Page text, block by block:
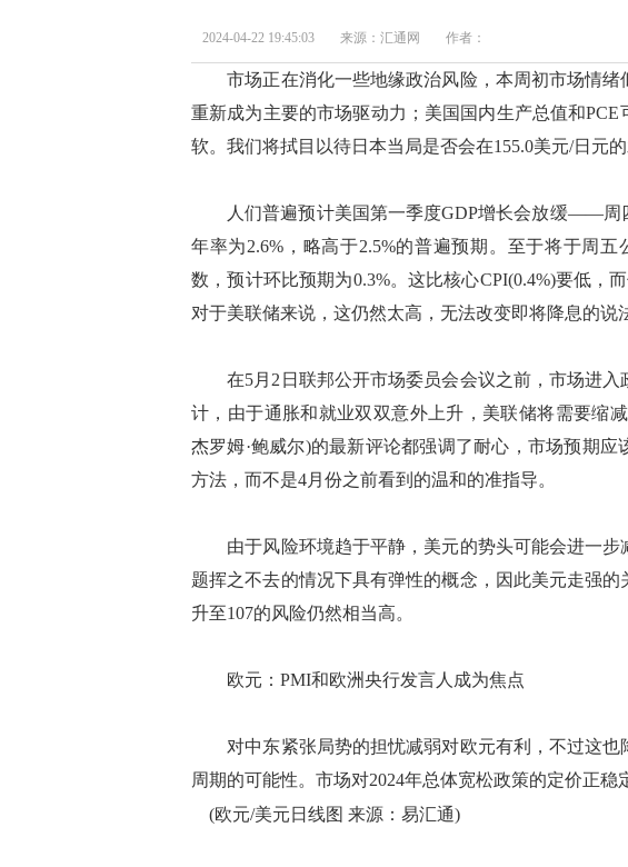
2024-04-22 19:45:03 来源：汇通网 作者：
市场正在消化一些地缘政治风险，本周初市场情绪
重新成为主要的市场驱动力；美国国内生产总值和
软。我们将拭目以待日本当局是否会在155.0美元/日元的
人们普遍预计美国第一季度GDP增长会放缓——周
年率为2.6%，略高于2.5%的普遍预期。至于将于周
数，预计环比预期为0.3%。这比核心CPI(0.4%)要低，
对于美联储来说，这仍然太高，无法改变即将降息的说
在5月2日联邦公开市场委员会会议之前，市场进入
计，由于通胀和就业双双意外上升，美联储将需要缩
杰罗姆·鲍威尔)的最新评论都强调了耐心，市场预期
方法，而不是4月份之前看到的温和的准指导。
由于风险环境趋于平静，美元的势头可能会进一步
题挥之不去的情况下具有弹性的概念，因此美元走强
升至107的风险仍然相当高。
欧元：PMI和欧洲央行发言人成为焦点
对中东紧张局势的担忧减弱对欧元有利，不过这也
周期的可能性。市场对2024年总体宽松政策的定价正稳
(欧元/美元日线图 来源：易汇通)